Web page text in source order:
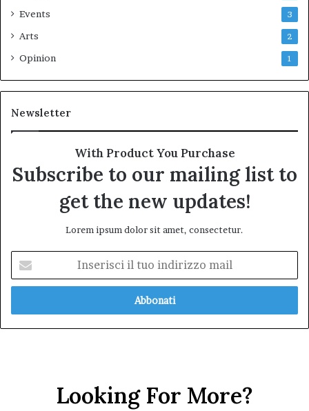
Events 3
Arts 2
Opinion 1
Newsletter
With Product You Purchase
Subscribe to our mailing list to
get the new updates!
Lorem ipsum dolor sit amet, consectetur.
tuo
mail
Looking For More?